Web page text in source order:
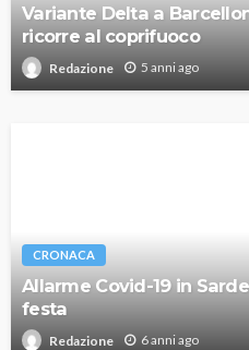
Variante Delta a
ricorre al coprifuoco
Redazione 5 anni ago
CRONACA
Allarme Covid-19 in
festa
Redazione 6 anni ago